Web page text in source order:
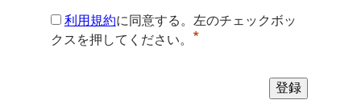
利用規約に同意する。左のチェックボッ
クスを押してください。 *